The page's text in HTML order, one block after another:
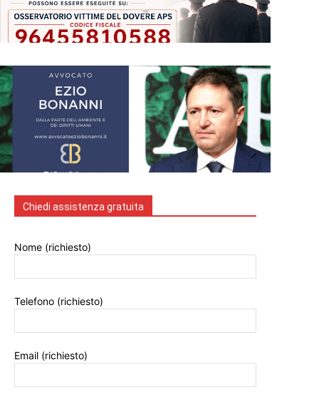
Chiedi assistenza gratuita
Nome (richiesto)
Telefono (richiesto)
Email (richiesto)